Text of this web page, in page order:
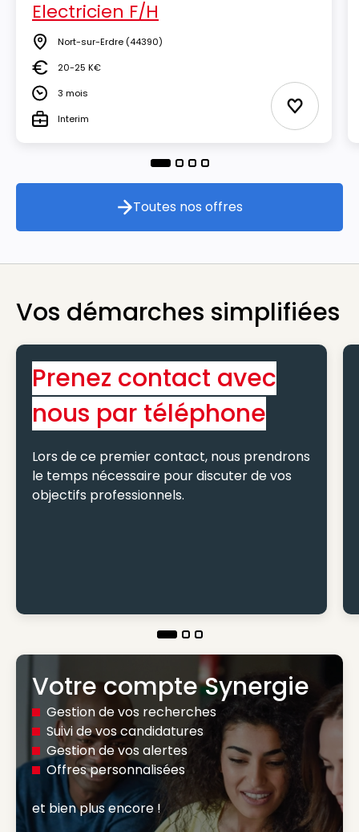
Electricien F/H
Lieu Nort-sur-Erdre (44390)
Salaire20-25 K€
Durée3 mois
TypeInterim Ajouter
Toutes nos offres
Toutes nos offres
Vos démarches simplifiées
Prenez contact avec
nous par téléphone
Lors de ce premier contact, nous prendrons
le temps nécessaire pour discuter de vos
objectifs professionnels.
Votre compte Synergie
Gestion de vos recherches
Suivi de vos candidatures
Gestion de vos alertes
Offres personnalisées
et bien plus encore !